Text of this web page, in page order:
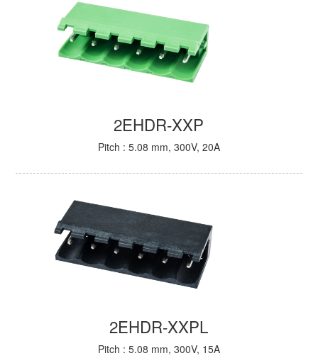
2EHDR-XXP
Pitch : 5.08 mm, 300V, 20A
2EHDR-XXPL
Pitch : 5.08 mm, 300V, 15A